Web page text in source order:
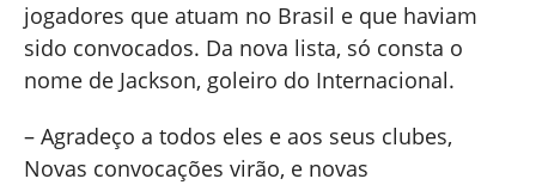
jogadores que atuam no Brasil e que haviam
sido convocados. Da nova lista, só consta o
nome de Jackson, goleiro do Internacional.
– Agradeço a todos eles e aos seus clubes,
Novas convocações virão, e novas